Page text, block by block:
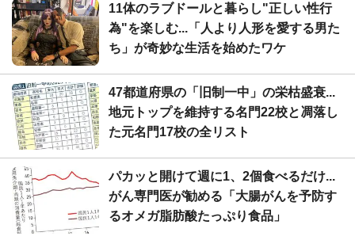
11体のラブドールと暮らし"正しい性行
為"を楽しむ...「人より人形を愛する男た
ち」が奇妙な生活を始めたワケ
47都道府県の「旧制一中」の栄枯盛衰...
地元トップを維持する名門22校と凋落し
た元名門17校の全リスト
パカッと開けて週に1、2個食べるだけ...
がん専門医が勧める「大腸がんを予防す
るオメガ脂肪酸たっぷり食品」